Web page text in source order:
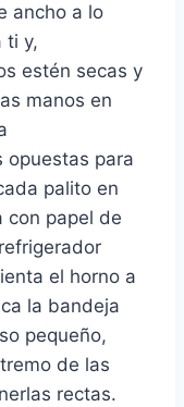
ancho a lo
ti y,
estén secas y
manos en
opuestas para
palito en
con papel de
el horno a
la bandeja
pequeño,
de las
rectas.